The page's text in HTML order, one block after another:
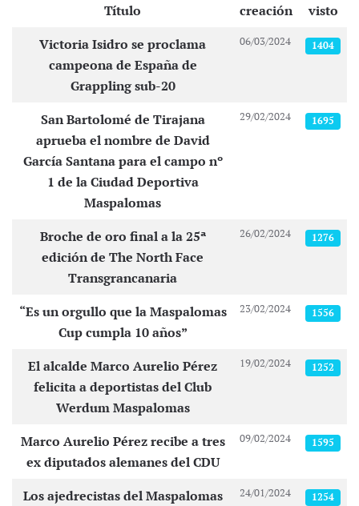
Artículos
Título
creación
visto
Victoria Isidro se proclama
campeona de España de
Grappling sub-20
06/03/2024 1404
San Bartolomé de Tirajana
aprueba el nombre de David
García Santana para el campo nº
1 de la Ciudad Deportiva
Maspalomas
29/02/2024 1695
Broche de oro final a la 25ª
edición de The North Face
Transgrancanaria
26/02/2024 1276
“Es un orgullo que la Maspalomas
Cup cumpla 10 años”
23/02/2024 1556
El alcalde Marco Aurelio Pérez
felicita a deportistas del Club
Werdum Maspalomas
19/02/2024 1252
Marco Aurelio Pérez recibe a tres
ex diputados alemanes del CDU
09/02/2024 1595
Los ajedrecistas del Maspalomas
24/01/2024 1254